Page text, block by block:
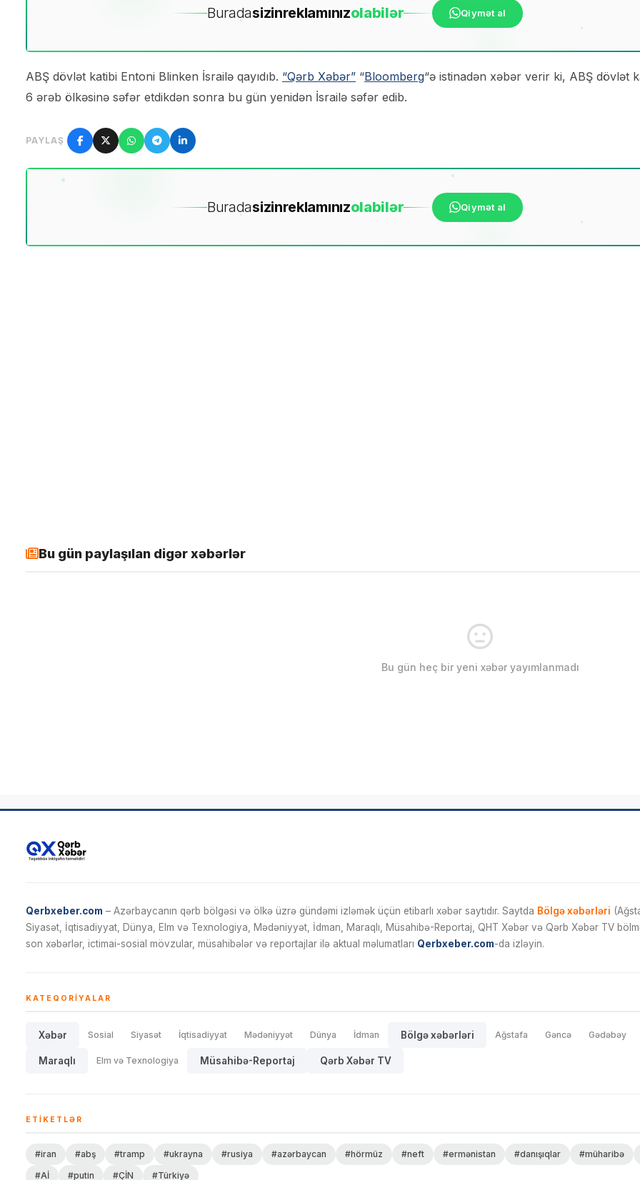
Buradasizinreklamınızolabilər Qiymət al
ABŞ dövlət katibi Entoni Blinken İsrailə qayıdıb. “Qərb Xəbər” “Bloomberg“ə istinadən xəbər verir ki, ABŞ dövlət
6 ərəb ölkəsinə səfər etdikdən sonra bu gün yenidən İsrailə səfər edib.
PAYLAŞ
Buradasizinreklamınızolabilər Qiymət al
Bu gün paylaşılan digər xəbərlər
Bu gün heç bir yeni xəbər yayımlanmadı
Qerbxeber.com – Azərbaycanın qərb bölgəsi və ölkə üzrə gündəmi izləmək üçün etibarlı xəbər saytıdır. Saytda Bölgə xəbərləri
Siyasət, İqtisadiyyat, Dünya, Elm və Texnologiya, Mədəniyyət, İdman, Maraqlı, Müsahibə-Reportaj, QHT Xəbər və Qərb Xəbər TV
son xəbərlər, ictimai-sosial mövzular, müsahibələr və reportajlar ilə aktual məlumatları Qerbxeber.com-da izləyin.
KATEQORIYALAR
Xəbər Sosial Siyasət İqtisadiyyat Mədəniyyət Dünya İdman Bölgə xəbərləri Ağstafa Gəncə Gədəbəy
Maraqlı Elm və Texnologiya Müsahibə-Reportaj Qərb Xəbər TV
ETIKETLƏR
#iran #abş #tramp #ukrayna #rusiya #azərbaycan #hörmüz #neft #ermənistan #danışıqlar #müharibə
#Aİ
#putin #ÇİN #Türkiyə